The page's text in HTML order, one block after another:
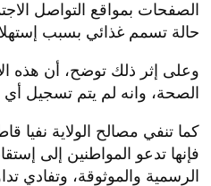
حالة تسمم غذائي بسبب
وعلى إثر ذلك توضح، أن هذه
الصحة، وانه لم يتم تسجيل
كما تنفي مصالح الولاية نفيا
فإنها تدعو المواطنين إلى
الرسمية والموثوقة، وتفادي